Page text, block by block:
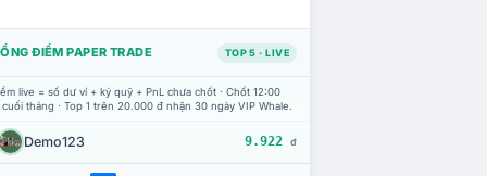
ĐIỂM PAPER TRADE TOP 5 · LIVE
live = số dư ví + ký quỹ + PnL chưa chốt · Chốt 12:00
tháng · Top 1 trên 20.000 đ nhận 30 ngày VIP Whale.
Demo123 9.922 đ